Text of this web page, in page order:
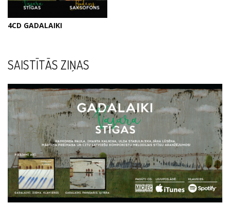
4CD GADALAIKI
SAISTĪTĀS ZIŅAS